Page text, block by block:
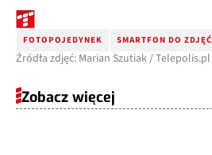
FOTOPOJEDYNEK SMARTFON DO ZDJĘĆ
Źródła zdjęć: Marian Szutiak / Telepolis.pl
Zobacz więcej